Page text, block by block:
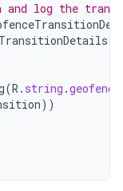
and log the
(R . string .
))